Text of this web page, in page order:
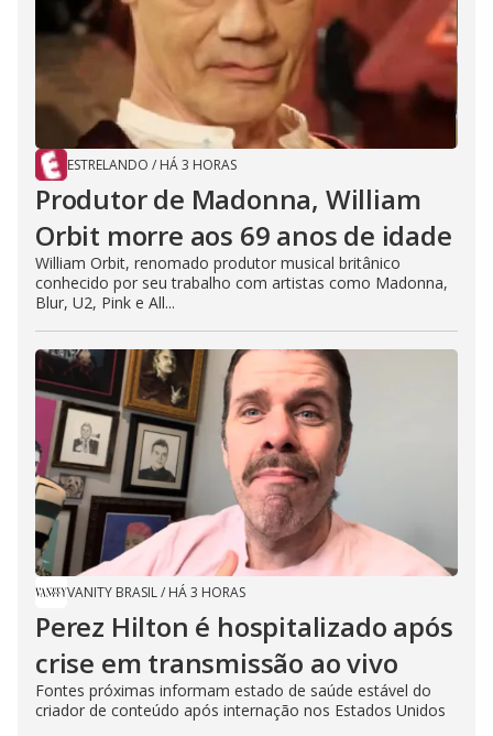
ESTRELANDO / HÁ 3 HORAS
Produtor de Madonna, William
Orbit morre aos 69 anos de idade
William Orbit, renomado produtor musical britânico
conhecido por seu trabalho com artistas como Madonna,
Blur, U2, Pink e All...
VANITY BRASIL/ HÁ 3 HORAS
Perez Hilton é hospitalizado após
crise em transmissão ao vivo
Fontes próximas informam estado de saúde estável do
criador de conteúdo após internação nos Estados Unidos